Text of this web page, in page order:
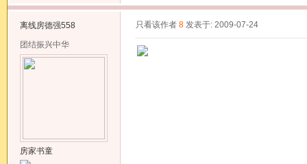
离线房德强558
团结振兴中华
房家书童
只看该作者 8 发表于: 2009-07-24